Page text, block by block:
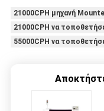
21000CPH μηχανή
21000CPH να
55000CPH να